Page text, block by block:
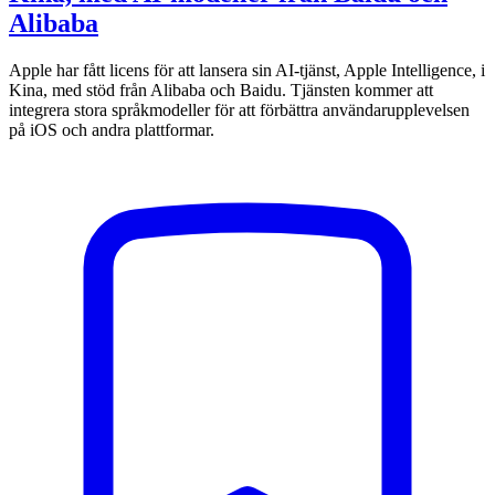
Alibaba
Apple har fått licens för att lansera sin AI-tjänst, Apple Intelligence, i
Kina, med stöd från Alibaba och Baidu. Tjänsten kommer att
integrera stora språkmodeller för att förbättra användarupplevelsen
på iOS och andra plattformar.